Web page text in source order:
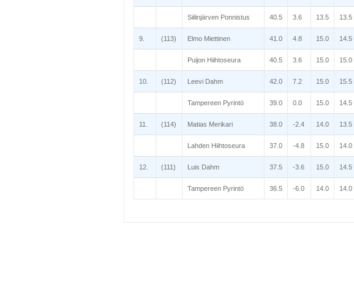
Siilinjärven Ponnistus 40.5 3.6 13.5 13.5
9. (113) Elmo Miettinen 41.0 4.8 15.0 14.5
Puijon Hiihtoseura 40.5 3.6 15.0 15.0
10. (112) Leevi Dahm 42.0 7.2 15.0 15.5
Tampereen Pyrintö 39.0 0.0 15.0 14.5
11. (114) Matias Merikari 38.0 -2.4 14.0 13.5
Lahden Hiihtoseura 37.0 -4.8 15.0 14.0
12. (111) Luis Dahm 37.5 -3.6 15.0 14.5
Tampereen Pyrintö 36.5 -6.0 14.0 14.0